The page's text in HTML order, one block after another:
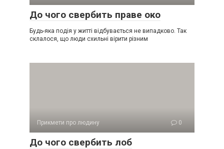
До чого свербить праве око
Будь-яка подія у житті відбувається не випадково. Так
склалося, що люди схильні вірити різним
Прикмети про людину 0
До чого свербить лоб